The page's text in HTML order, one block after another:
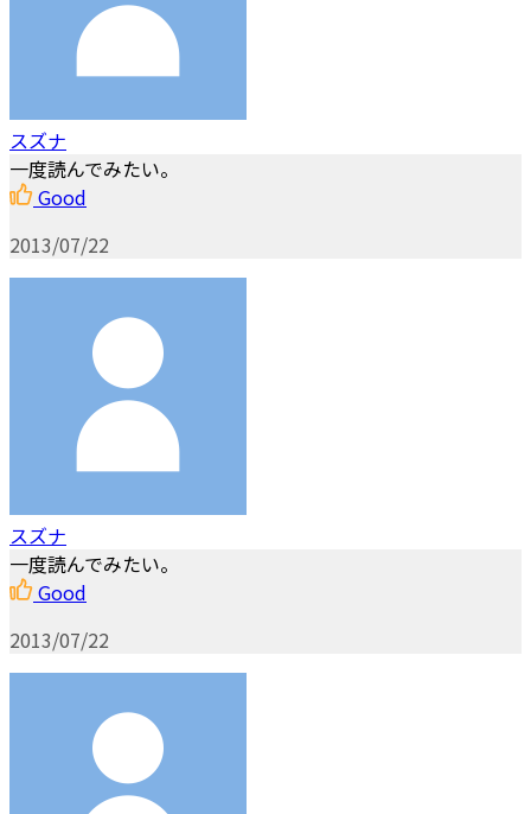
スズナ
一度読んでみたい。
Good
2013/07/22
スズナ
一度読んでみたい。
Good
2013/07/22